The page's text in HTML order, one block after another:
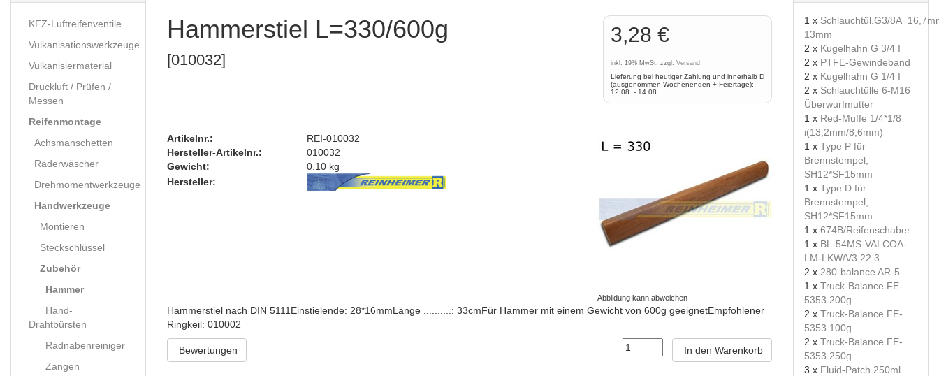
Hammerstiel L=330/600g
[010032]
3,28 €
inkl. 19% MwSt. zzgl. Versand
Lieferung bei heutiger Zahlung und innerhalb D
(ausgenommen Wochenenden + Feiertage):
12.08. - 14.08.
Abbildung kann abweichen
Artikelnr.:
REI-010032
Hersteller-Artikelnr.:
010032
Gewicht:
0.10 kg
Hersteller:
Hammerstiel nach DIN 5111Einstielende: 28*16mmLänge ..........: 33cmFür Hammer mit einem Gewicht von 600g geeignetEmpfohlener
Ringkeil: 010002
In den Warenkorb
Bewertungen
KFZ-Luftreifenventile
Vulkanisationswerkzeuge
Vulkanisiermaterial
Druckluft / Prüfen /
Messen
Reifenmontage
Achsmanschetten
Räderwäscher
Drehmomentwerkzeuge
Handwerkzeuge
Montieren
Steckschlüssel
Zubehör
Hammer
Hand-
Drahtbürsten
Radnabenreiniger
Zangen
1 x Schlauchtül.G3/
13mm
2 x Kugelhahn G 3/4 I
2 x PTFE-Gewindeband
2 x Kugelhahn G 1/4 I
2 x Schlauchtülle 6-M16
Überwurfmutter
1 x Red-Muffe 1/4*1/8
i(13,2mm/8,6mm)
1 x Type P für
Brennstempel,
SH12*SF15mm
1 x Type D für
Brennstempel,
SH12*SF15mm
1 x 674B/Reifenschaber
1 x BL-54MS-VALCOA-
LM-LKW/V3.22.3
2 x 280-balance AR-5
1 x Truck-Balance FE-
5353 200g
2 x Truck-Balance FE-
5353 100g
2 x Truck-Balance FE-
5353 250g
3 x Fluid-Patch 250ml